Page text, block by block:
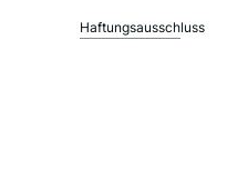
Haftungsausschluss